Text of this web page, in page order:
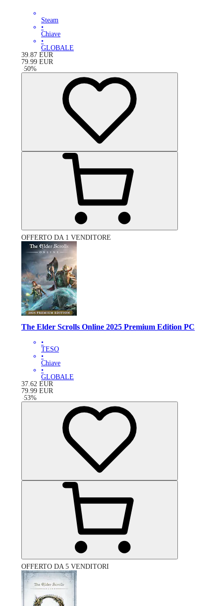
Steam
•
Chiave
•
GLOBALE
39.87 EUR
79.99 EUR
-50%
OFFERTO DA 1 VENDITORE
The Elder Scrolls Online 2025 Premium Edition PC
•
TESO
•
Chiave
•
GLOBALE
37.62 EUR
79.99 EUR
-53%
OFFERTO DA 5 VENDITORI